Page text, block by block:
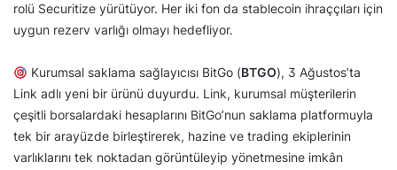
rolü Securitize yürütüyor. Her iki fon da stablecoin ihraççıları için
uygun rezerv varlığı olmayı hedefliyor.
Kurumsal saklama sağlayıcısı BitGo (BTGO), 3 Ağustos’ta
Link adlı yeni bir ürünü duyurdu. Link, kurumsal müşterilerin
çeşitli borsalardaki hesaplarını BitGo’nun saklama platformuyla
tek bir arayüzde birleştirerek, hazine ve trading ekiplerinin
varlıklarını tek noktadan görüntüleyip yönetmesine imkân